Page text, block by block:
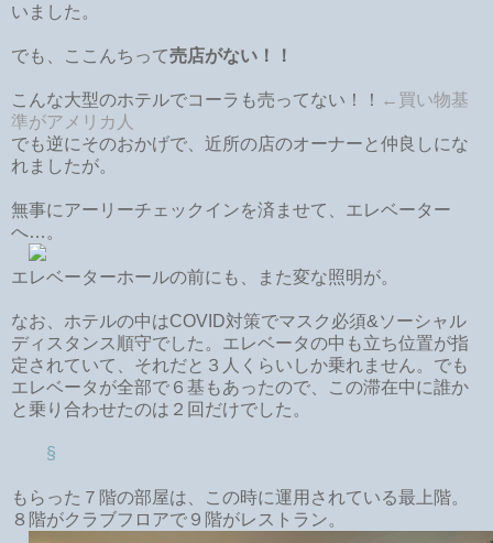
いました。
でも、ここんちって売店がない！！
こんな大型のホテルでコーラも売ってない！！ ←買い物基
準がアメリカ人
でも逆にそのおかげで、近所の店のオーナーと仲良しにな
れましたが。
無事にアーリーチェックインを済ませて、エレベーター
へ…。
エレベーターホールの前にも、また変な照明が。
なお、ホテルの中はCOVID対策でマスク必須&ソーシャル
ディスタンス順守でした。エレベータの中も立ち位置が指
定されていて、それだと３人くらいしか乗れません。でも
エレベータが全部で６基もあったので、この滞在中に誰か
と乗り合わせたのは２回だけでした。
§
もらった７階の部屋は、この時に運用されている最上階。
８階がクラブフロアで９階がレストラン。